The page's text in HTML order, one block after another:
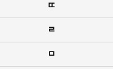
ㄸ
ㄹ
ㅁ